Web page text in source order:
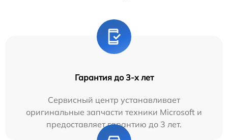
Гарантия до 3-х лет
Сервисный центр устанавливает
оригинальные запчасти техники Microsoft и
предоставляет гарантию до 3 лет.